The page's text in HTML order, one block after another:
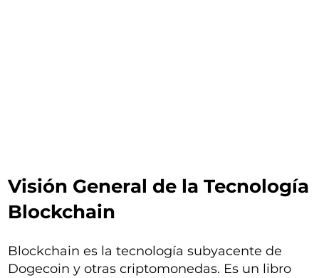
Visión General de la Tecnología
Blockchain
Blockchain es la tecnología subyacente de
Dogecoin y otras criptomonedas. Es un libro